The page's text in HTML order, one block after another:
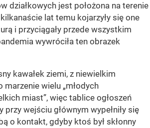
działkowych jest położona na terenie
lat temu kojarzyły się one
i przyciągały przede wszystkim
wywróciła ten obrazek
kawałek ziemi, z niewielkim
wielu „młodych
miast”, więc tablice ogłoszeń
przy wejściu głównym wypełniły się
o kontakt, gdyby ktoś był skłonny